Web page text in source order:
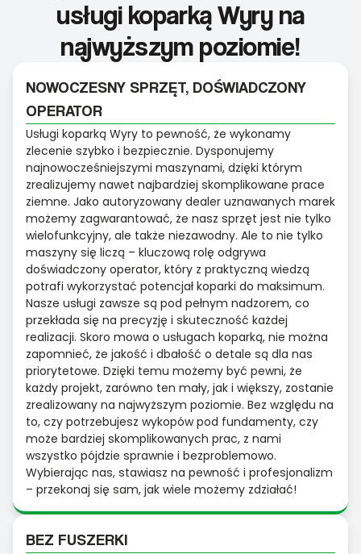
usługi koparką Wyry na
najwyższym poziomie!
NOWOCZESNY SPRZĘT, DOŚWIADCZONY
OPERATOR
Usługi koparką Wyry to pewność, że wykonamy
zlecenie szybko i bezpiecznie. Dysponujemy
najnowocześniejszymi maszynami, dzięki którym
zrealizujemy nawet najbardziej skomplikowane prace
ziemne. Jako autoryzowany dealer uznawanych marek
możemy zagwarantować, że nasz sprzęt jest nie tylko
wielofunkcyjny, ale także niezawodny. Ale to nie tylko
maszyny się liczą – kluczową rolę odgrywa
doświadczony operator, który z praktyczną wiedzą
potrafi wykorzystać potencjał koparki do maksimum.
Nasze usługi zawsze są pod pełnym nadzorem, co
przekłada się na precyzję i skuteczność każdej
realizacji. Skoro mowa o usługach koparką, nie można
zapomnieć, że jakość i dbałość o detale są dla nas
priorytetowe. Dzięki temu możemy być pewni, że
każdy projekt, zarówno ten mały, jak i większy, zostanie
zrealizowany na najwyższym poziomie. Bez względu na
to, czy potrzebujesz wykopów pod fundamenty, czy
może bardziej skomplikowanych prac, z nami
wszystko pójdzie sprawnie i bezproblemowo.
Wybierając nas, stawiasz na pewność i profesjonalizm
– przekonaj się sam, jak wiele możemy zdziałać!
BEZ FUSZERKI